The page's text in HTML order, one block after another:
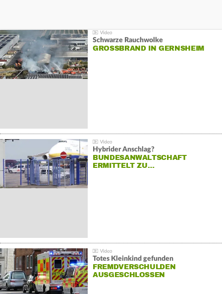
Schwarze Rauchwolke
GROSSBRAND IN GERNSHEIM
Hybrider Anschlag?
BUNDESANWALTSCHAFT
ERMITTELT ZU…
Totes Kleinkind gefunden
FREMDVERSCHULDEN
AUSGESCHLOSSEN